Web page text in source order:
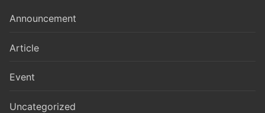
Announcement
Article
Event
Uncategorized